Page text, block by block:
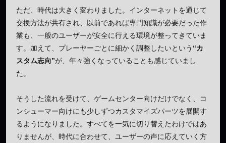
ただ、時代は大きく変わりました。インターネットを通じて
交換方法が共有され、以前であれば専門知識が必要だった作
業も、一般のユーザーが安全に行える環境が整ってきていま
す。加えて、プレーヤーごとに細かく調整したいという “カ
スタム志向”が、年々強くなっていることも感じていまし
た。
そうした流れを受けて、ゲームセンター向けだけでなく、コ
ンシューマー向けにも少しずつカスタマイズパーツを展開す
るようになりました。すべてを一気に切り替えたわけではあ
りませんが、時代に合わせて、ユーザーの声に応えていく方